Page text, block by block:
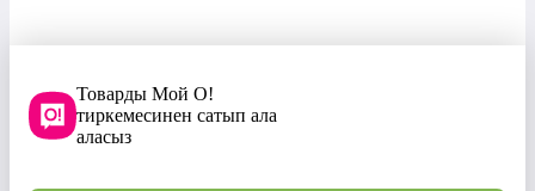
Товарды Мой О!
тиркемесинен сатып ала
аласыз